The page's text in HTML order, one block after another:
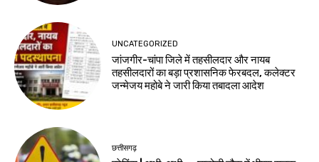
UNCATEGORIZED
जांजगीर-चांपा जिले में तहसीलदार और नायब
तहसीलदारों का बड़ा प्रशासनिक फेरबदल, कलेक्टर
जन्मेजय महोबे ने जारी किया तबादला आदेश
छत्तीसगढ़